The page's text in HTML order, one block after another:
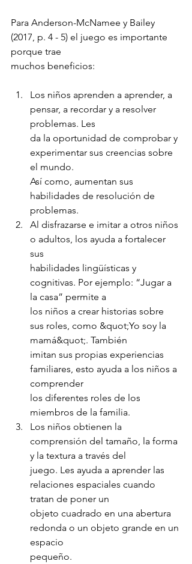
Para Anderson-McNamee y Bailey
(2017, p. 4 - 5) el juego es importante
porque trae
muchos beneficios:
Los niños aprenden a aprender, a
pensar, a recordar y a resolver
problemas. Les
da la oportunidad de comprobar y
experimentar sus creencias sobre
el mundo.
Así como, aumentan sus
habilidades de resolución de
problemas.
Al disfrazarse e imitar a otros niños
o adultos, los ayuda a fortalecer
sus
habilidades lingüísticas y
cognitivas. Por ejemplo: “Jugar a
la casa” permite a
los niños a crear historias sobre
sus roles, como &quot;Yo soy la
mamá&quot;. También
imitan sus propias experiencias
familiares, esto ayuda a los niños a
comprender
los diferentes roles de los
miembros de la familia.
Los niños obtienen la
comprensión del tamaño, la forma
y la textura a través del
juego. Les ayuda a aprender las
relaciones espaciales cuando
tratan de poner un
objeto cuadrado en una abertura
redonda o un objeto grande en un
espacio
pequeño.